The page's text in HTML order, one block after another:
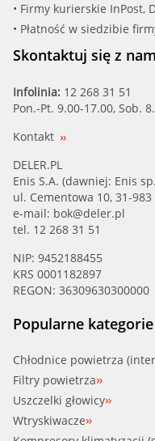
TOPRAN (723 102)
TRICLO (313198)
TTC (08.40.073)
VAICO (V20-1879)
WILMINK
• Firmy kurierskie InPost,
• Płatność w siedzibie
Skontaktuj się z
Infolinia: 12 268 31 51
Pon.-Pt. 9.00-17.00, Sob.
Kontakt
DELER.PL
Enis S.A. (dawniej: Enis
ul. Cementowa 10, 31-
e-mail: bok@deler.pl
tel. 12 268 31 51
NIP: 9452188455
KRS 0001182897
REGON: 36309630300000
Popularne kategorie
Chłodnice powietrza
Filtry powietrza
Uszczelki głowicy
Wtryskiwacze